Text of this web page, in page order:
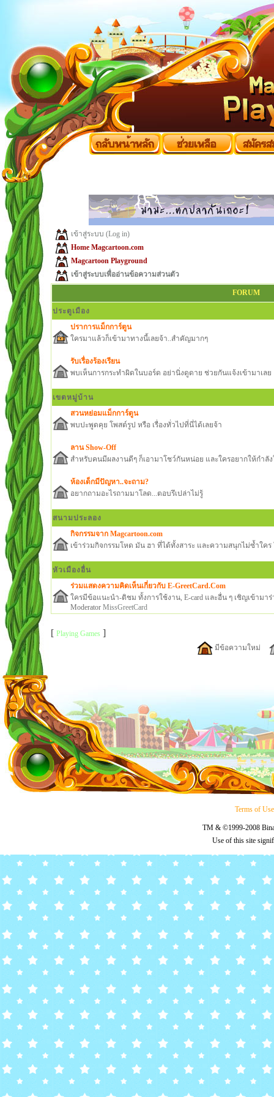
เข้าสู่ระบบ (Log in)
Home Magcartoon.com
Magcartoon Playground
เข้าสู่ระบบเพื่ออ่านข้อความส่วนตัว
FORUM
ประตูเมือง
ปราการแม็กการ์ตูน
ใครมาแล้วก็เข้ามาทางนี้เลยจ้า..สำคัญมากๆ
รับเรื่องร้องเรียน
พบเห็นการกระทำผิดในบอร์ด อย่านิ่งดูดาย ช่วยกันแจ้งเข้ามาเลย
เขตหมู่บ้าน
สวนหย่อมแม็กการ์ตูน
พบปะพูดคุย โพสต์รูป หรือ เรื่องทั่วไปที่นี่ได้เลยจ้า
ลาน Show-Off
สำหรับคนมีผลงานดีๆ ก็เอามาโชว์กันหน่อย และใครอยากให้กำลัง
ห้องเด็กมีปัญหา..จะถาม?
อยากถามอะไรถามมาโลด...ตอบรึเปล่าไม่รู้
สนามประลอง
กิจกรรมจาก Magcartoon.com
เข้าร่วมกิจกรรมโหด มัน ฮา ที่ได้ทั้งสาระ และความสนุกไม่ซ้ำใคร
หัวเมืองอื่น
ร่วมแสดงความคิดเห็นเกี่ยวกับ E-GreetCard.Com
ใครมีข้อแนะนำ-ติชม ทั้งการใช้งาน, E-card และอื่น ๆ เชิญเข้าม
Moderator MissGreetCard
[ Playing Games ]
มีข้อความใหม่
Terms of Use
TM & ©1999-2008
Use of this site